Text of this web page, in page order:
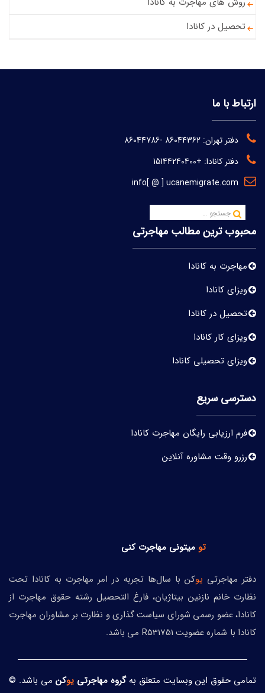
تحصیل در کانادا
ارتباط با ما
دفتر تهران: 86044362
-
86044786
دفتر کانادا: +15144240400
info[ @ ] ucanemigrate.com
محبوب ترین مطالب مهاجرتی
مهاجرت به کانادا
ویزای کانادا
تحصیل در کانادا
ویزای کار کانادا
ویزای تحصیلی کانادا
دسترسی سریع
فرم ارزیابی رایگان مهاجرت کانادا
رزرو وقت مشاوره آنلاین
تو میتونی مهاجرت کنی
دفتر مهاجرتی یوکن با سال‌ها تجربه در امر مهاجرت به کانادا تحت
نظارت خانم نازنین بیتاژیان، فارغ التحصیل رشته حقوق مهاجرت از
کانادا، عضو رسمی شورای سیاست گذاری و نظارت بر مشاوران مهاجرت
کانادا با شماره عضویت R531751 می باشد.
تمامی حقوق این وبسایت متعلق بهگروه مهاجرتی یوکن می باشد. ©